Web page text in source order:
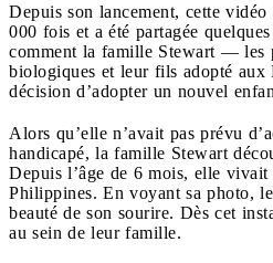
Depuis son lancement, cette
000 fois et a été partagée
comment la famille Stewart — les
biologiques et leur fils adopté
décision d’adopter un nouvel
Alors qu’elle n’avait pas prévu
handicapé, la famille Stewart
Depuis l’âge de 6 mois, elle
Philippines. En voyant sa photo,
beauté de son sourire. Dès cet
au sein de leur famille.